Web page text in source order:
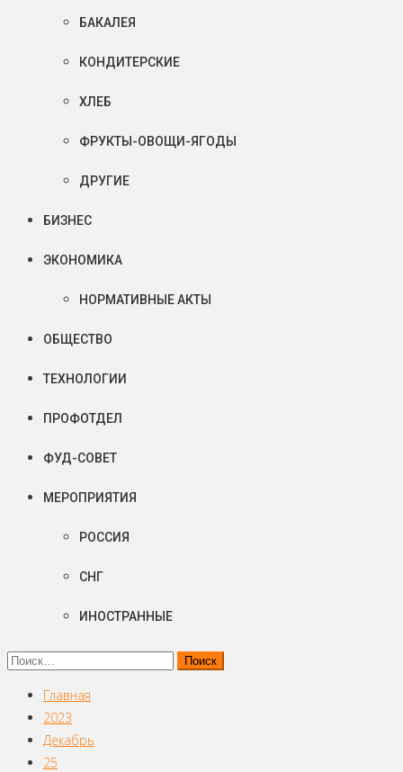
БАКАЛЕЯ
КОНДИТЕРСКИЕ
ХЛЕБ
ФРУКТЫ-ОВОЩИ-ЯГОДЫ
ДРУГИЕ
БИЗНЕС
ЭКОНОМИКА
НОРМАТИВНЫЕ АКТЫ
ОБЩЕСТВО
ТЕХНОЛОГИИ
ПРОФОТДЕЛ
ФУД-СОВЕТ
МЕРОПРИЯТИЯ
РОССИЯ
СНГ
ИНОСТРАННЫЕ
Найти:
Главная
2023
Декабрь
25